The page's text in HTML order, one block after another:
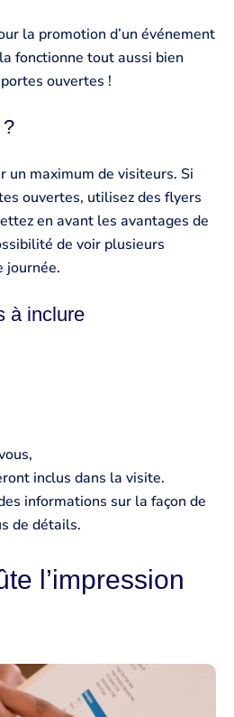
la promotion d’un événement
fonctionne tout aussi bien
ouvertes !
?
maximum de visiteurs. Si
ouvertes, utilisez des flyers
en avant les avantages de
de voir plusieurs
journée.
à inclure
inclus dans la visite.
informations sur la façon de
de détails.
l’impression